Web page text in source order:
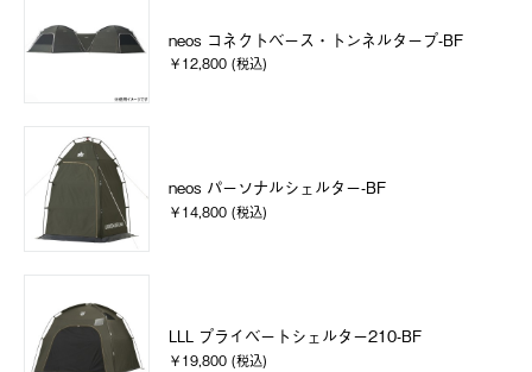
neos コネクトベース・トンネルタープ-BF
￥12,800 (税込)
neos パーソナルシェルター-BF
￥14,800 (税込)
LLL プライベートシェルター210-BF
￥19,800 (税込)